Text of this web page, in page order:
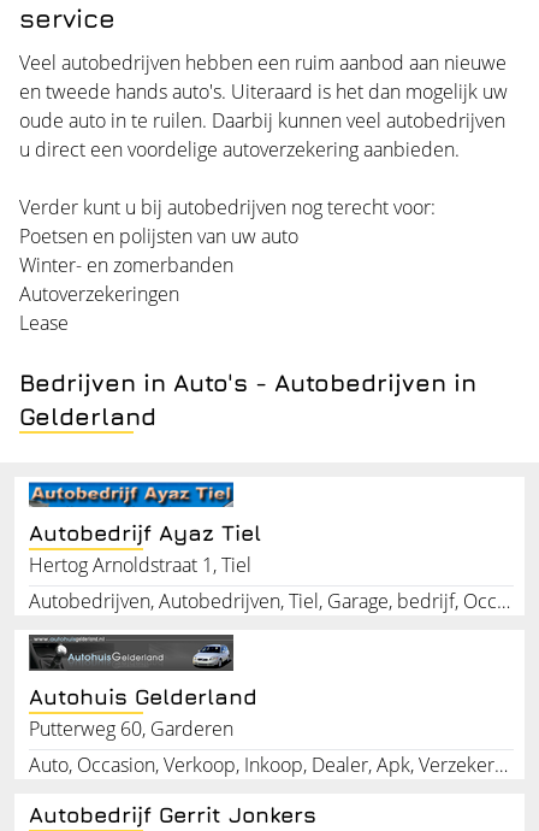
service
Veel autobedrijven hebben een ruim aanbod aan nieuwe
en tweede hands auto's. Uiteraard is het dan mogelijk uw
oude auto in te ruilen. Daarbij kunnen veel autobedrijven
u direct een voordelige autoverzekering aanbieden.
Verder kunt u bij autobedrijven nog terecht voor:
Poetsen en polijsten van uw auto
Winter- en zomerbanden
Autoverzekeringen
Lease
Bedrijven in Auto's - Autobedrijven in
Gelderland
Autobedrijf Ayaz Tiel
Hertog Arnoldstraat 1, Tiel
Autobedrijven, Autobedrijven, Tiel, Garage, bedrijf, Occasion, Inkoop, Verkoop, Inruil, Autopoetsen
Autohuis Gelderland
Putterweg 60, Garderen
Auto, Occasion, Verkoop, Inkoop, Dealer, Apk, Verzekeren, Restylen
Autobedrijf Gerrit Jonkers